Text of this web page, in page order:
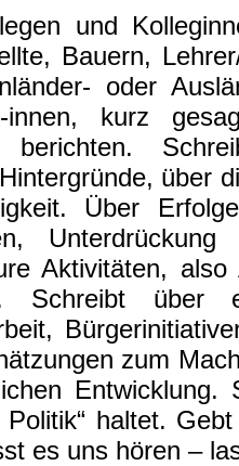
und
Bauern,
oder
innen, kurz
berichten.
über
Über
Aktivitäten,
Schreibt über
zum
haltet.
es uns hören –